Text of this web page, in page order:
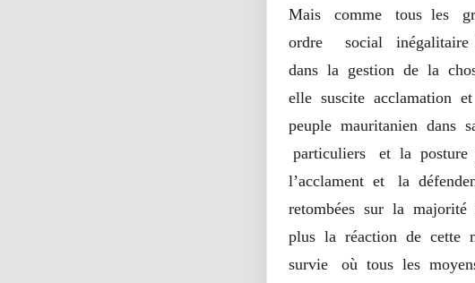
Mais comme tous les
ordre social inégalitaire
dans la gestion de la
elle suscite acclamation
peuple mauritanien dans
particuliers et la posture
l’acclament et la
retombées sur la
plus la réaction de cette
survie où tous les